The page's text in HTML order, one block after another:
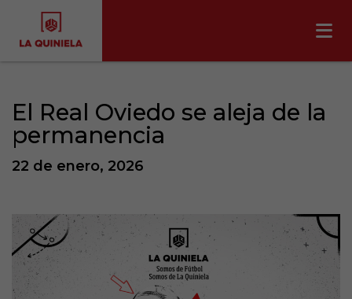
El Real Oviedo se aleja de la
permanencia
22 de enero, 2026